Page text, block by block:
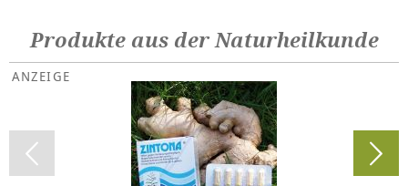
Produkte aus der Naturheilkunde